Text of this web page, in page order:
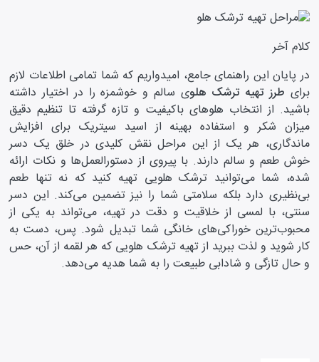
کلام آخر
در پایان این راهنمای جامع، امیدواریم که شما تمامی اطلاعات لازم
برای طرز تهیه ترشک هلوی سالم و خوشمزه را در اختیار داشته
باشید. از انتخاب هلو‌های باکیفیت و تازه گرفته تا تنظیم دقیق
میزان شکر و استفاده بهینه از اسید سیتریک برای افزایش
ماندگاری، هر یک از این مراحل نقش کلیدی در خلق یک دسر
خوش طعم و سالم دارند. با پیروی از دستورالعمل‌ها و نکات ارائه
شده، شما می‌توانید ترشک هلویی تهیه کنید که نه تنها طعم
بی‌نظیری دارد بلکه سلامتی شما را نیز تضمین می‌کند. این دسر
سنتی، با لمسی از خلاقیت و دقت در تهیه، می‌تواند به یکی از
محبوب‌ترین خوراکی‌های خانگی شما تبدیل شود. پس، دست به
کار شوید و لذت ببرید از تهیه ترشک هلویی که هر لقمه از آن، حس
و حال تازگی و شادابی طبیعت را به شما هدیه می‌دهد.